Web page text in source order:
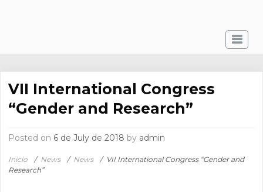
VII International Congress
“Gender and Research”
Posted on 6 de July de 2018 by admin
Inicio / News / News / VII International Congress “Gender and
Research”